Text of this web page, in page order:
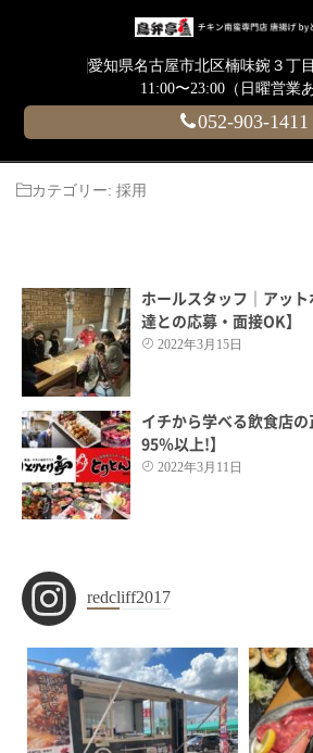
愛知県名古屋市北区楠味鋺３丁
11:00〜23:00（日曜営業
052-903-1411
カテゴリー: 採用
ホールスタッフ｜アッ
達との応募・面接OK】
2022年3月15日
イチから学べる飲食店
95％以上!】
2022年3月11日
redcliff2017